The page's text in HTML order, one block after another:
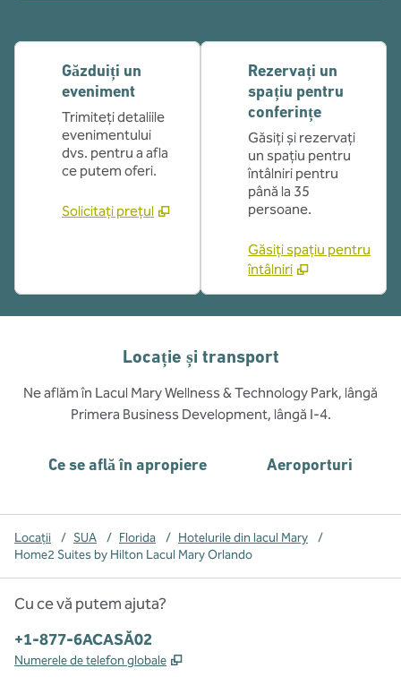
Găzduiți un
eveniment
Trimiteți detaliile
evenimentului
dvs. pentru a afla
ce putem oferi.
Solicitați prețul
Rezervați un
spațiu pentru
conferințe
Găsiți și rezervați
un spațiu pentru
întâlniri pentru
până la 35
persoane.
Găsiți spațiu pentru
întâlniri
Locație și transport
Ne aflăm în Lacul Mary Wellness & Technology Park, lângă
Primera Business Development, lângă I-4.
Ce se află în apropiere Aeroporturi
Locații / SUA / Florida / Hotelurile din lacul Mary
/
Home2 Suites by Hilton Lacul Mary Orlando
Cu ce vă putem ajuta?
Telefon:
+1-877-6ACASĂ02
Numerele de telefon globale ,